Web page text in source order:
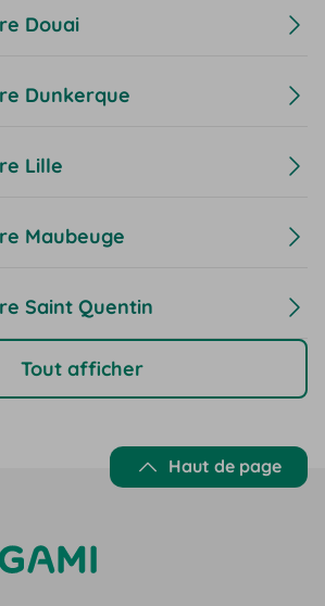
Douai
Dunkerque
Lille
Maubeuge
Saint Quentin
Tout afficher
Haut de page